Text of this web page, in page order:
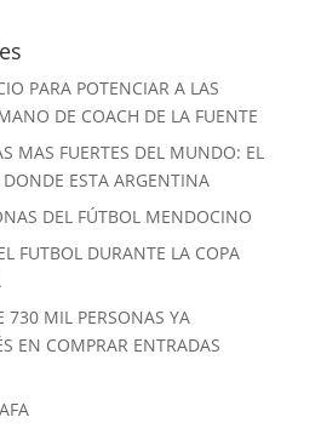
PARA POTENCIAR A LAS
DE COACH DE LA FUENTE
MAS FUERTES DEL MUNDO: EL
ESTA ARGENTINA
DEL FÚTBOL MENDOCINO
FUTBOL DURANTE LA COPA
730 MIL PERSONAS YA
EN COMPRAR ENTRADAS